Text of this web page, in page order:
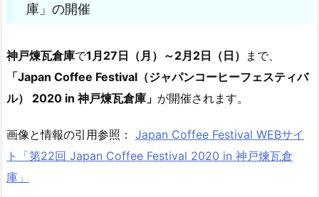
庫」の開催
神戸煉瓦倉庫で1月27日（月）～2月2日（日） まで、
「Japan Coffee Festival（ジャパンコーヒーフェスティバ
ル） 2020 in 神戸煉瓦倉庫」 が開催されます。
画像と情報の引用参照： Japan Coffee Festival WEBサイ
ト「第22回 Japan Coffee Festival 2020 in 神戸煉瓦倉
庫」